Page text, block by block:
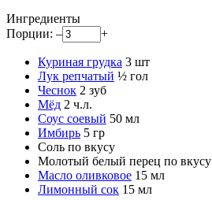
Ингредиенты
Порции: – +
Куриная грудка 3 шт
Лук репчатый ½ гол
Чеснок 2 зуб
Мёд 2 ч.л.
Соус соевый 50 мл
Имбирь 5 гр
Соль по вкусу
Молотый белый перец по вкусу
Масло оливковое 15 мл
Лимонный сок 15 мл